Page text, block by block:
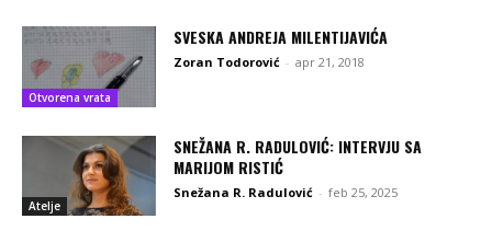
Otvorena vrata
SVESKA ANDREJA MILENTIJAVIĆA
Zoran Todorović - apr 21, 2018
Atelje
SNEŽANA R. RADULOVIĆ: INTERVJU SA
MARIJOM RISTIĆ
Snežana R. Radulović - feb 25, 2025